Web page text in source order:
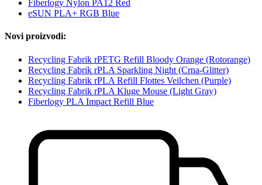
Fiberlogy Nylon PA12 Red
eSUN PLA+ RGB Blue
Novi proizvodi:
Recycling Fabrik rPETG Refill Bloody Orange (Rotorange)
Recycling Fabrik rPLA Sparkling Night (Crna-Glitter)
Recycling Fabrik rPLA Refill Flottes Veilchen (Purple)
Recycling Fabrik rPLA Kluge Mouse (Light Gray)
Fiberlogy PLA Impact Refill Blue